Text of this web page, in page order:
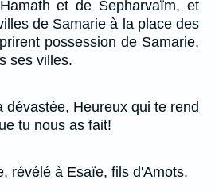
et de Sepharvaïm, et
de Samarie à la place des
possession de Samarie,
ses villes.
dévastée, Heureux qui te rend
tu nous as fait!
révélé à Esaïe, fils d'Amots.